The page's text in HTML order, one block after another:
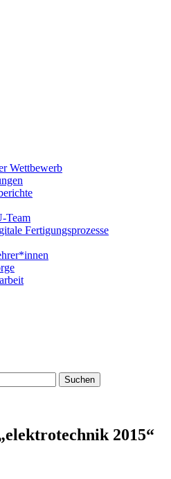
Wettbewerb
Team
Fertigungsprozesse
2015“